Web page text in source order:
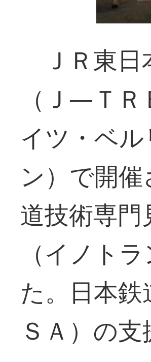
ＪＲ東日
（Ｊ―Ｔ
イツ・ベ
ン）で開
道技術専
（イノト
た。日本
ＳＡ）の支